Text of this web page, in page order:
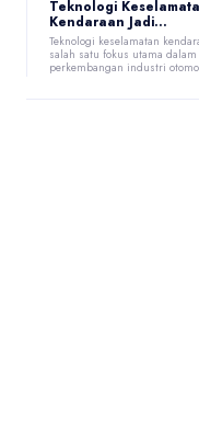
Teknologi
Kendaraan Jadi...
Teknologi keselamatan
salah satu fokus utama dalam
perkembangan industri